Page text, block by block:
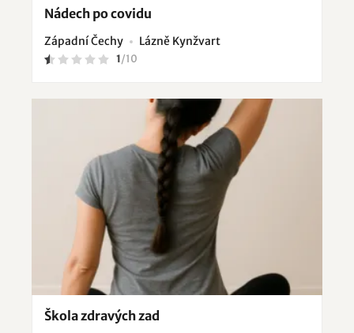
Nádech po covidu
Západní Čechy Lázně Kynžvart
1/10
Škola zdravých zad